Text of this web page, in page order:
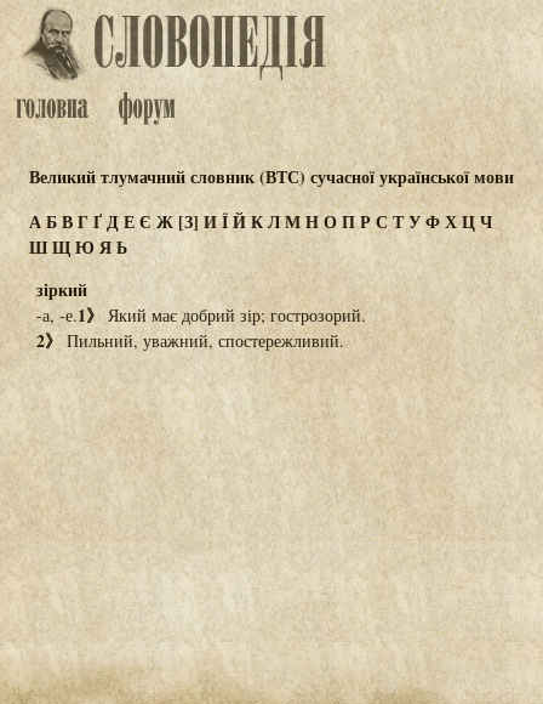
Великий тлумачний словник (ВТС) сучасної української мови
АБВГҐДЕЄ Ж[З] ИЇЙКЛМНОПР СТУФХЦЧ
ШЩЮЯЬ
зіркий
-а, -е.1》 Який має добрий зір; гострозорий.
2》 Пильний, уважний, спостережливий.